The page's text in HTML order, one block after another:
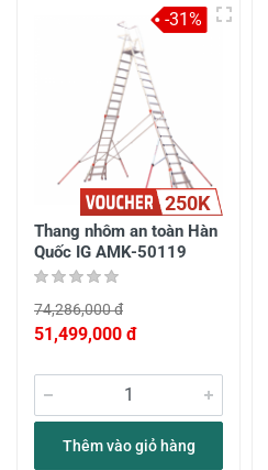
250K
Thang nhôm an toàn Hàn
Quốc IG AMK-50119
74,286,000 đ
51,499,000 đ
Thêm vào giỏ hàng
-31%